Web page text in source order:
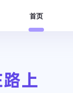
首页
上